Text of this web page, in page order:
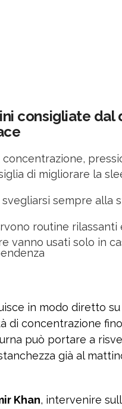
consigliate dal
concentrazione,
di migliorare la
sempre alla
routine
vanno usati solo in
in modo diretto
di concentrazione
può portare a
già al
Khan, intervenire